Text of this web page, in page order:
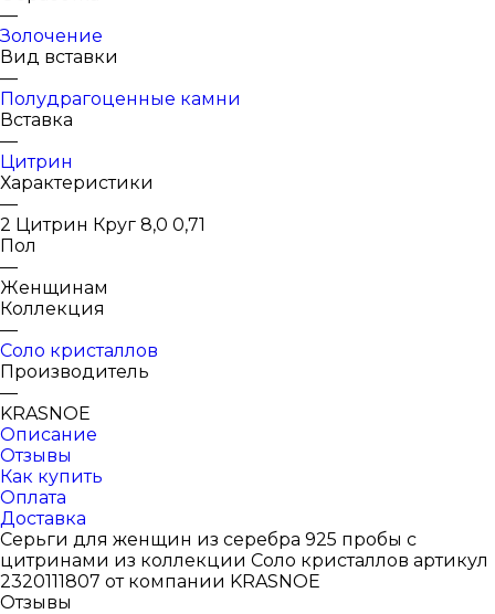
—
Золочение
Вид вставки
—
Полудрагоценные камни
Вставка
—
Цитрин
Характеристики
—
2 Цитрин Круг 8,0 0,71
Пол
—
Женщинам
Коллекция
—
Соло кристаллов
Производитель
—
KRASNOE
Описание
Отзывы
Как купить
Оплата
Доставка
Серьги для женщин из серебра 925 пробы с
цитринами из коллекции Соло кристаллов артикул
2320111807 от компании KRASNOE
Отзывы